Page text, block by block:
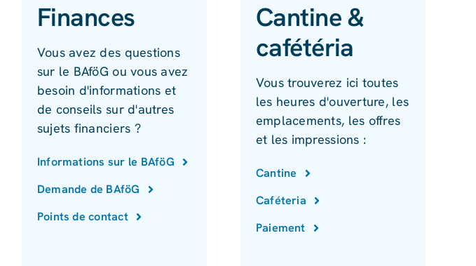
Finances
Vous avez des questions
sur le BAföG ou vous avez
besoin d'informations et
de conseils sur d'autres
sujets financiers ?
Informations sur le BAföG
Demande de BAföG
Points de contact
Cantine &
cafétéria
Vous trouverez ici toutes
les heures d'ouverture, les
emplacements, les offres
et les impressions :
Cantine
Caféteria
Paiement